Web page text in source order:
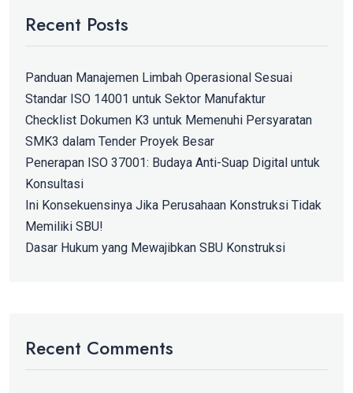
Recent Posts
Panduan Manajemen Limbah Operasional Sesuai
Standar ISO 14001 untuk Sektor Manufaktur
Checklist Dokumen K3 untuk Memenuhi Persyaratan
SMK3 dalam Tender Proyek Besar
Penerapan ISO 37001: Budaya Anti-Suap Digital untuk
Konsultasi
Ini Konsekuensinya Jika Perusahaan Konstruksi Tidak
Memiliki SBU!
Dasar Hukum yang Mewajibkan SBU Konstruksi
Recent Comments